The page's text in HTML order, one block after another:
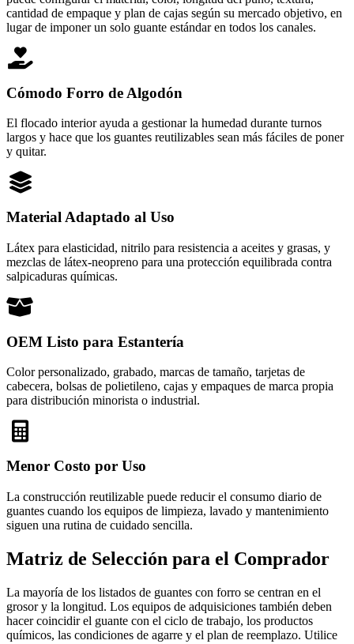
cantidad de empaque y plan de cajas según su mercado objetivo, en
lugar de imponer un solo guante estándar en todos los canales.
Cómodo Forro de Algodón
El flocado interior ayuda a gestionar la humedad durante turnos
largos y hace que los guantes reutilizables sean más fáciles de poner
y quitar.
Material Adaptado al Uso
Látex para elasticidad, nitrilo para resistencia a aceites y grasas, y
mezclas de látex-neopreno para una protección equilibrada contra
salpicaduras químicas.
OEM Listo para Estantería
Color personalizado, grabado, marcas de tamaño, tarjetas de
cabecera, bolsas de polietileno, cajas y empaques de marca propia
para distribución minorista o industrial.
Menor Costo por Uso
La construcción reutilizable puede reducir el consumo diario de
guantes cuando los equipos de limpieza, lavado y mantenimiento
siguen una rutina de cuidado sencilla.
Matriz de Selección para el Comprador
La mayoría de los listados de guantes con forro se centran en el
grosor y la longitud. Los equipos de adquisiciones también deben
hacer coincidir el guante con el ciclo de trabajo, los productos
químicos, las condiciones de agarre y el plan de reemplazo. Utilice